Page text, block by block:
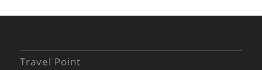
Travel Point